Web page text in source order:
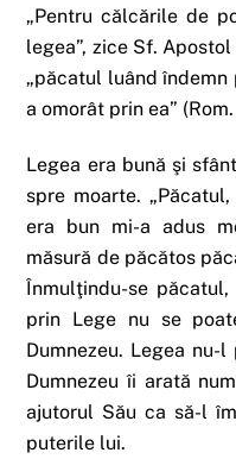
„Pentru călcările de
legea”, zice Sf.
„păcatul luând
a omorât prin ea” (Rom.
Legea era bună şi
spre moarte.
era bun mi-a adus
măsură de păcătos
Înmulţindu-se
prin Lege nu se
Dumnezeu. Legea
Dumnezeu îi arată
ajutorul Său ca să-l
puterile lui.